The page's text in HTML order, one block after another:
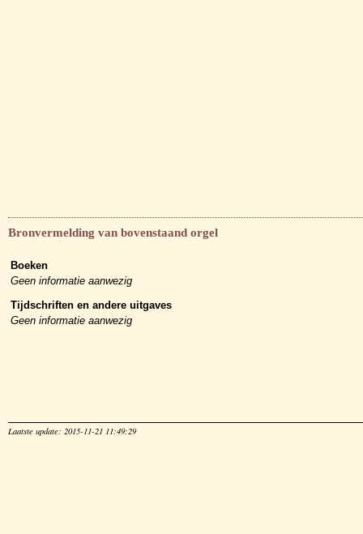
Bronvermelding van bovenstaand orgel
Boeken
Geen informatie aanwezig
Tijdschriften en andere uitgaves
Geen informatie aanwezig
Laatste update: 2015-11-21 11:49:29